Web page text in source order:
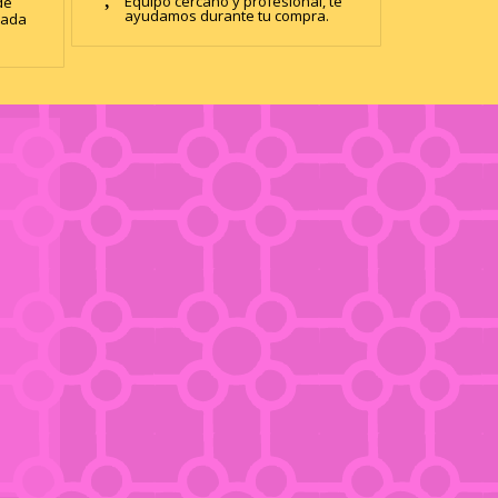
ayudamos durante tu compra.